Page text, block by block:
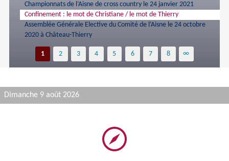
Championnats de l’Aisne de cross country le 24 janvier 2021
Confinement : le mot de Christiane / le mot de Thierry
Assemblée Générale Elective du Comité de l’Aisne le 24 octobre
2020 à Château-Thierry
1 2 3 4 5 6 7 8 ∞
Dimanche 9 août 2026